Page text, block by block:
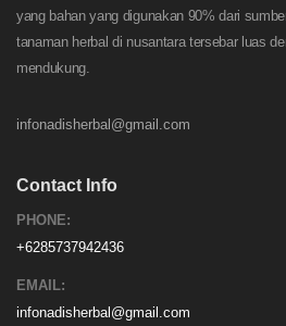
yang bahan yang digunakan 90% dari
tanaman herbal di nusantara tersebar luas
mendukung.
infonadisherbal@gmail.com
Contact Info
PHONE:
+6285737942436
EMAIL:
infonadisherbal@gmail.com